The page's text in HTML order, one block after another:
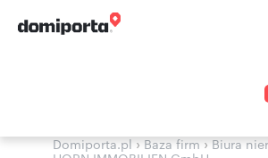
Domiporta.pl›Baza firm›Biura